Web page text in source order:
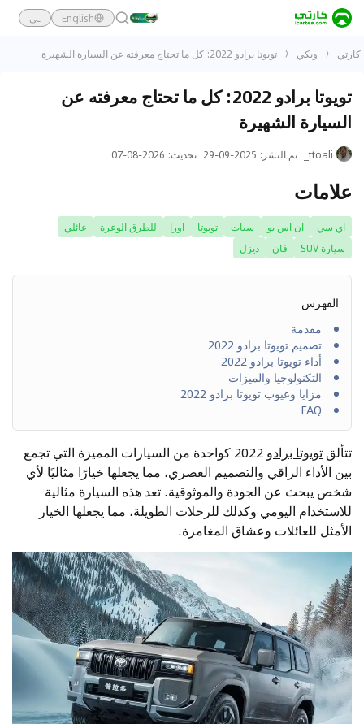
English ـي
كارتي ويكي تويوتا برادو 2022: كل ما تحتاج معرفته عن السيارة الشهيرة
تويوتا برادو 2022: كل ما تحتاج معرفته عن
السيارة الشهيرة
ttoali_ تم النشر :
2025-09-29 تحديث:
2026-08-07
علامات
اي سي ان اس يو سيات تويوتا اورا للطرق الوعرة
عائلي
سيارة SUV
فان ديزل
الفهرس
مقدمة
تصميم تويوتا برادو 2022
أداء تويوتا برادو 2022
التكنولوجيا والميزات
مزايا وعيوب تويوتا برادو 2022
FAQ
تتألقتويوتا برادو
2022 كواحدة من السيارات المميزة التي تجمع
بين الأداء الراقي والتصميم العصري، مما يجعلها خيارًا مثاليًا لأي
شخص يبحث عن الجودة والموثوقية. تعد هذه السيارة مثالية
للاستخدام اليومي وكذلك للرحلات الطويلة، مما يجعلها الخيار
الأمثل للعائلات وعشاق المغامرة.